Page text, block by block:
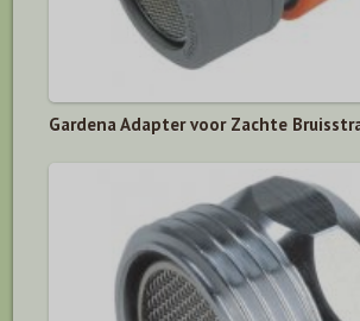
Gardena Adapter voor Zachte